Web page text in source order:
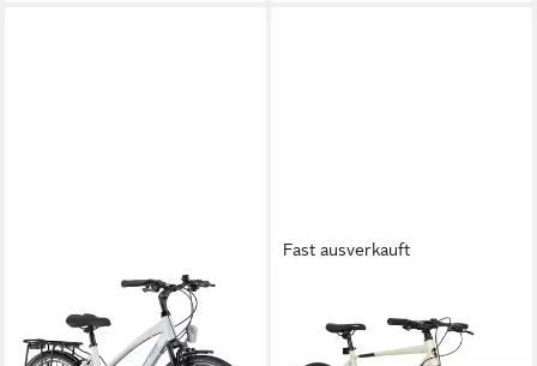
Trekkingrad L-V-ATB
95 kg Zul. Gesamtgewicht
Fast ausverkauft
Cityrad 28 Zoll Fahrrad für
Herren Damen